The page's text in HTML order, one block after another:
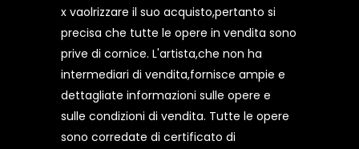
x vaolrizzare il suo acquisto,pertanto si
precisa che tutte le opere in vendita sono
prive di cornice. L'artista,che non ha
intermediari di vendita,fornisce ampie e
dettagliate informazioni sulle opere e
sulle condizioni di vendita. Tutte le opere
sono corredate di certificato di